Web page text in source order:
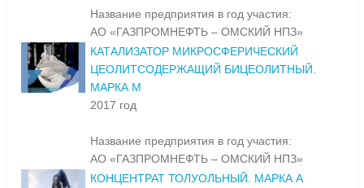
Название предприятия в год участия:
АО «ГАЗПРОМНЕФТЬ – ОМСКИЙ НПЗ»
КАТАЛИЗАТОР МИКРОСФЕРИЧЕСКИЙ
ЦЕОЛИТСОДЕРЖАЩИЙ БИЦЕОЛИТНЫЙ.
МАРКА М
2017 год
Название предприятия в год участия:
АО «ГАЗПРОМНЕФТЬ – ОМСКИЙ НПЗ»
КОНЦЕНТРАТ ТОЛУОЛЬНЫЙ. МАРКА А